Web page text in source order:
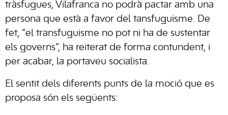
tràsfugues, Vilafranca no podrà pactar amb una
persona que està a favor del tansfuguisme. De
fet, “el transfuguisme no pot ni ha de sustentar
els governs”, ha reiterat de forma contundent, i
per acabar, la portaveu socialista.
El sentit dels diferents punts de la moció que es
proposa són els següents: